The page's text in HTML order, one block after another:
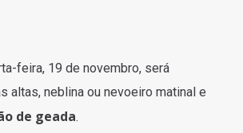
feira, 19 de novembro, será
altas, neblina ou nevoeiro matinal e
de geada.